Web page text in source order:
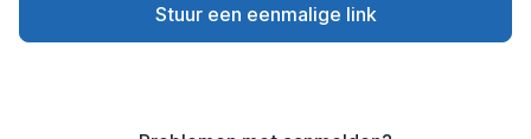
Stuur een eenmalige link